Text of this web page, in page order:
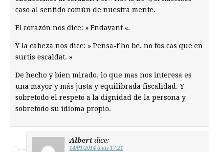
caso al sentido común de nuestra mente.
El corazón nos dice: » Endavant «.
Y la cabeza nos dice: » Pensa-t’ho be, no fos cas que en
surtis escaldat. »
De hecho y bien mirado, lo que mas nos interesa es
una mayor y más justa y equilibrada fiscalidad. Y
sobretodo el respeto a la dignidad de la persona y
sobretodo su idioma propio.
Albert dice:
14/01/2014 a las 17:21